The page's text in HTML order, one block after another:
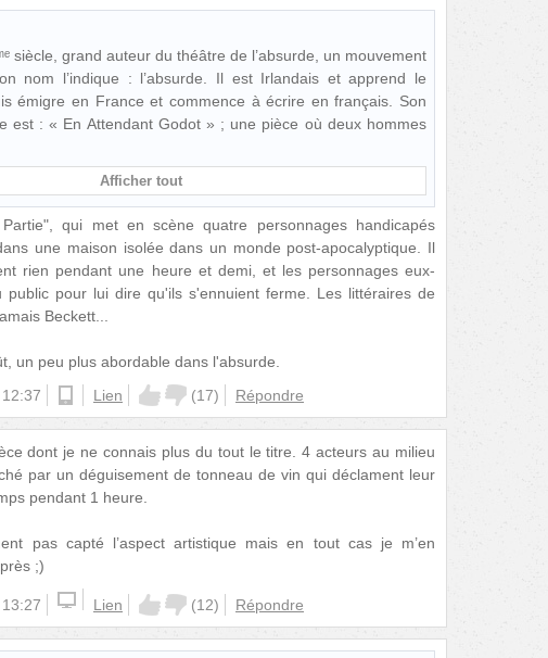
siècle, grand auteur du théâtre de l’absurde, un mouvement
nom l’indique : l’absurde. Il est Irlandais et apprend le
émigre en France et commence à écrire en français. Son
est : « En Attendant Godot » ; une pièce où deux hommes
Afficher tout
qui met en scène quatre personnages handicapés
une maison isolée dans un monde post-apocalyptique. Il
rien pendant une heure et demi, et les personnages eux-
public pour lui dire qu'ils s'ennuient ferme. Les littéraires de
Beckett...
un peu plus abordable dans l'absurde.
androidLien (17) Répondre
dont je ne connais plus du tout le titre. 4 acteurs au milieu
par un déguisement de tonneau de vin qui déclament leur
pendant 1 heure.
pas capté l’aspect artistique mais en tout cas je m’en
;)
Lien (12) Répondre